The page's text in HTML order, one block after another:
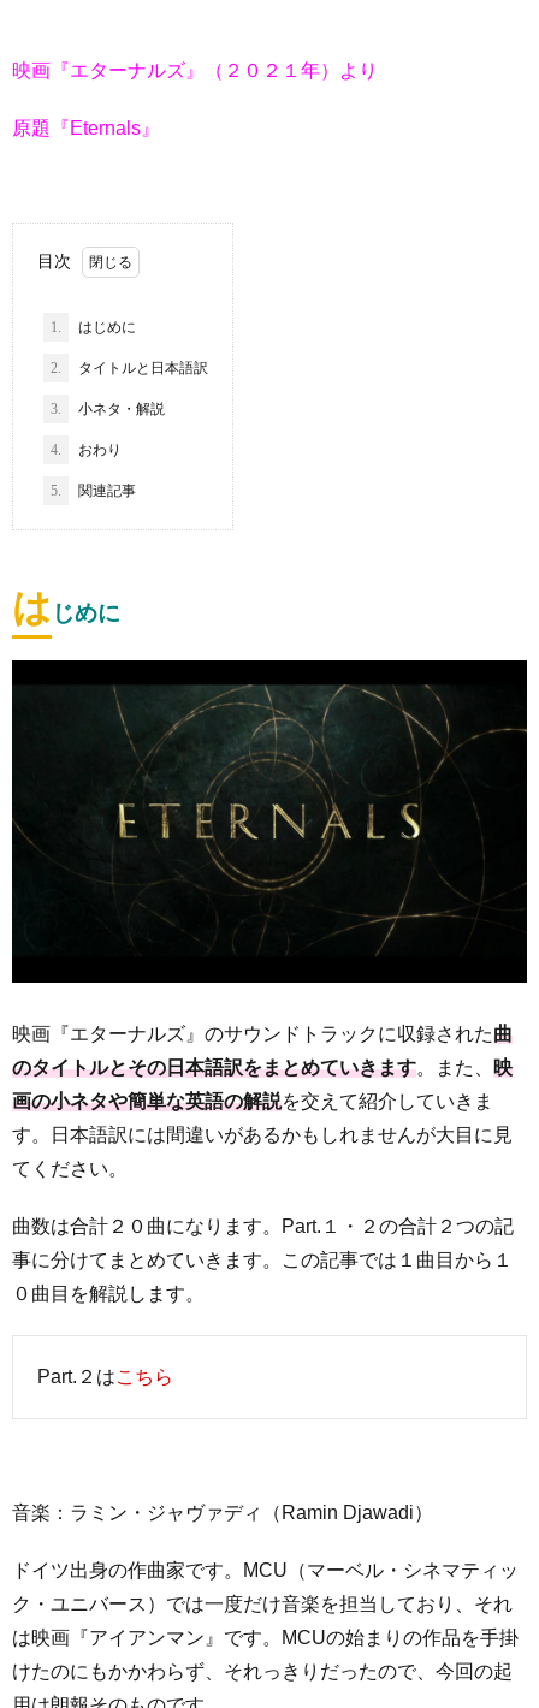
映画『エターナルズ』（２０２１年）より
原題『Eternals』
目次
1. はじめに
2. タイトルと日本語訳
3. 小ネタ・解説
4. おわり
5. 関連記事
は じめに
映画『エターナルズ』のサウンドトラックに収録された曲
のタイトルとその日本語訳をまとめていきます。また、 映
画の小ネタや簡単な英語の解説を交えて紹介していきま
す。日本語訳には間違いがあるかもしれませんが大目に見
てください。
曲数は合計２０曲になります。Part.１・２の合計２つの記
事に分けてまとめていきます。この記事では１曲目から１
０曲目を解説します。
Part.２はこちら
音楽：ラミン・ジャヴァディ（Ramin Djawadi）
ドイツ出身の作曲家です。MCU（マーベル・シネマティッ
ク・ユニバース）では一度だけ音楽を担当しており、それ
は映画『アイアンマン』です。MCUの始まりの作品を手掛
けたのにもかかわらず、それっきりだったので、今回の起